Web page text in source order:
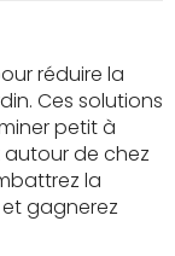
réduire la
Ces solutions
petit à
de chez
la
gagnerez